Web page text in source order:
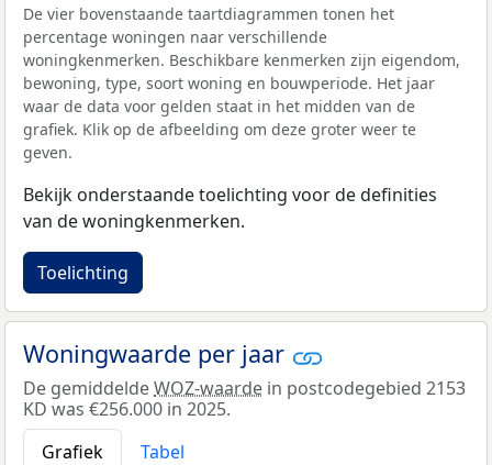
De vier bovenstaande taartdiagrammen tonen het
percentage woningen naar verschillende
woningkenmerken. Beschikbare kenmerken zijn eigendom,
bewoning, type, soort woning en bouwperiode. Het jaar
waar de data voor gelden staat in het midden van de
grafiek. Klik op de afbeelding om deze groter weer te
geven.
Bekijk onderstaande toelichting voor de definities
van de woningkenmerken.
Toelichting
Woningwaarde per jaar
De gemiddeldeWOZ-waarde in postcodegebied 2153
KD was €256.000 in 2025.
Grafiek
Tabel